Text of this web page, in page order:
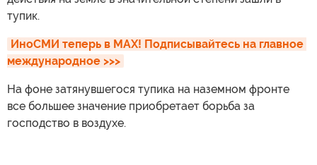
тупик.
ИноСМИ теперь в MAX! Подписывайтесь на главное
международное >>>
На фоне затянувшегося тупика на наземном фронте
все большее значение приобретает борьба за
господство в воздухе.